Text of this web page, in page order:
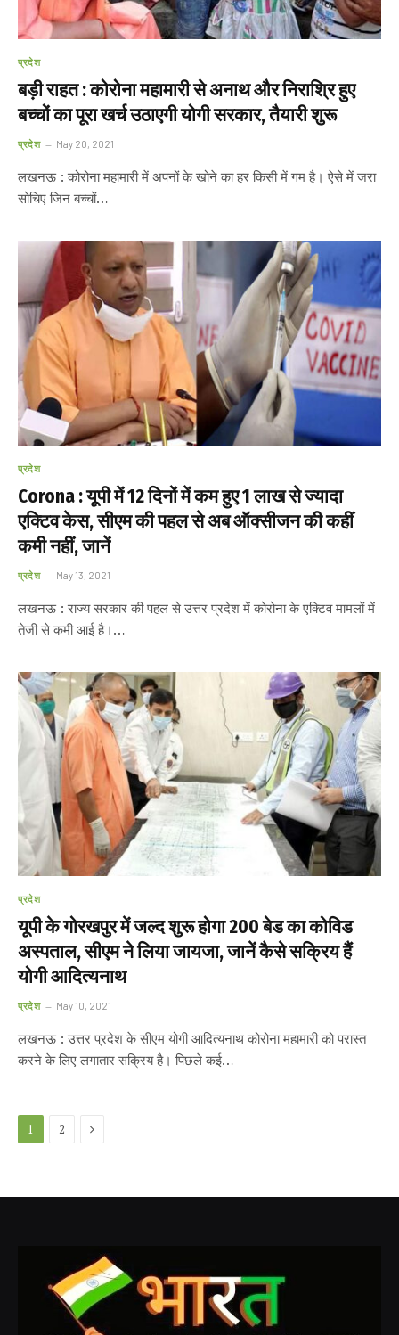
प्रदेश
बड़ी राहत : कोरोना महामारी से अनाथ और निराश्रि हुए
बच्चों का पूरा खर्च उठाएगी योगी सरकार, तैयारी शुरू
प्रदेश May 20, 2021
लखनऊ : कोरोना महामारी में अपनों के खोने का हर किसी में गम है। ऐसे में जरा
सोचिए जिन बच्चों…
प्रदेश
Corona : यूपी में 12 दिनों में कम हुए 1 लाख से ज्यादा
एक्टिव केस, सीएम की पहल से अब ऑक्सीजन की कहीं
कमी नहीं, जानें
प्रदेश May 13, 2021
लखनऊ : राज्य सरकार की पहल से उत्तर प्रदेश में कोरोना के एक्टिव मामलों में
तेजी से कमी आई है।…
प्रदेश
यूपी के गोरखपुर में जल्द शुरू होगा 200 बेड का कोविड
अस्पताल, सीएम ने लिया जायजा, जानें कैसे सक्रिय हैं
योगी आदित्यनाथ
प्रदेश May 10, 2021
लखनऊ : उत्तर प्रदेश के सीएम योगी आदित्यनाथ कोरोना महामारी को परास्त
करने के लिए लगातार सक्रिय है। पिछले कई…
1 2 Next